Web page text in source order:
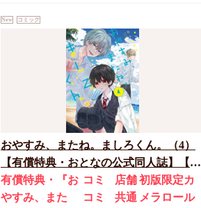
New コミック
おやすみ、またね。ましろくん。（4）
【有償特典・おとなの公式同人誌】【8/7
締切！予約キャンペーン(抽■選)】
有償特典・『お
やすみ、また
コミ
コミ
店舗
共通
初版限定カ
メラロール